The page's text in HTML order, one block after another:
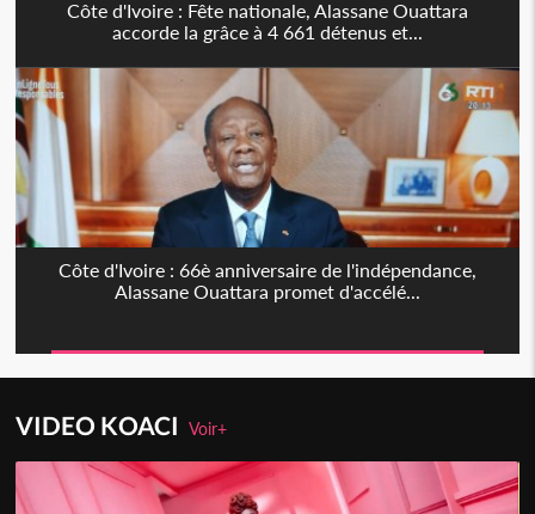
Côte d'Ivoire : Fête nationale, Alassane Ouattara
accorde la grâce à 4 661 détenus et...
Côte d'Ivoire : 66è anniversaire de l'indépendance,
Alassane Ouattara promet d'accélé...
VIDEO KOACIVoir+